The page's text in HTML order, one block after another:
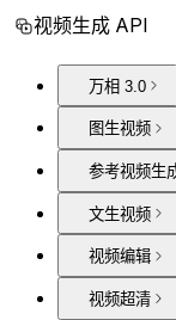
视频生成 API
万相 3.0
图生视频
参考视频生
文生视频
视频编辑
视频超清